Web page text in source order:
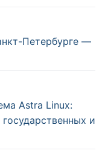
Петербурге —
Astra Linux:
и